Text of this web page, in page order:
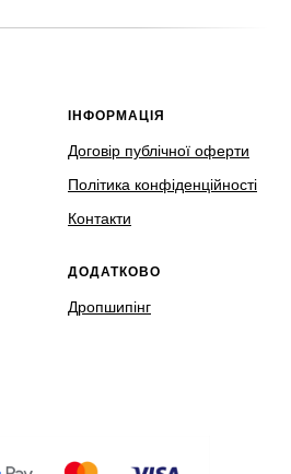
ІНФОРМАЦІЯ
Договір публічної оферти
Політика конфіденційності
Контакти
ДОДАТКОВО
Дропшипінг